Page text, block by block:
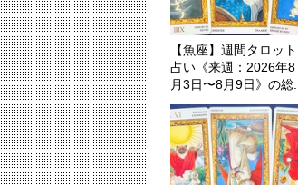
【魚座】週間タロット
占い《来週：2026年8
月3日〜8月9日》の総...